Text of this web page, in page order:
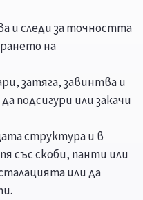
и следи за точността
на
затяга, завинтва и
подсигури или закачи
структура и в
със скоби, панти или
или да